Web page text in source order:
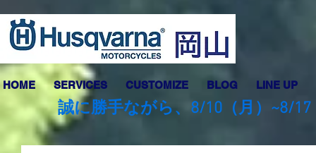
HOME SERVICES CUSTOMIZE BLOG LINE UP
誠に勝手ながら、8/10（月）~8/